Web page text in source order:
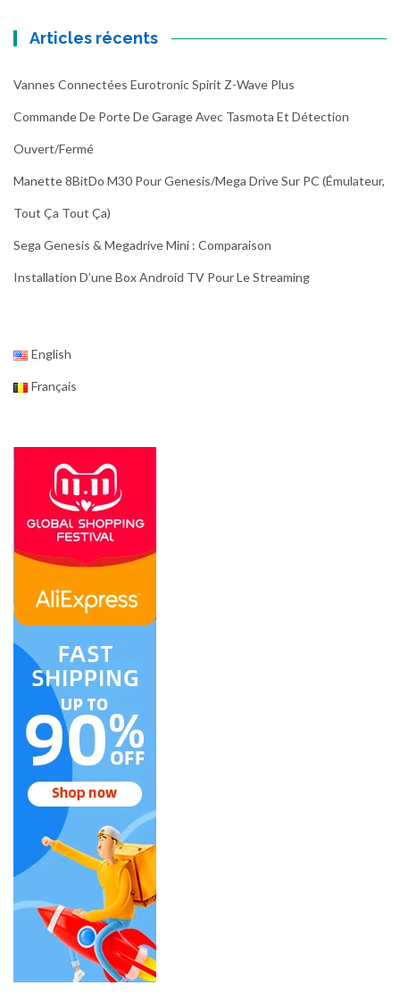
Articles récents
Vannes Connectées Eurotronic Spirit Z-Wave Plus
Commande De Porte De Garage Avec Tasmota Et Détection
Ouvert/fermé
Manette 8BitDo M30 Pour Genesis/Mega Drive Sur PC (émulateur,
Tout Ça Tout Ça)
Sega Genesis & Megadrive Mini : Comparaison
Installation D’une Box Android TV Pour Le Streaming
English
Français